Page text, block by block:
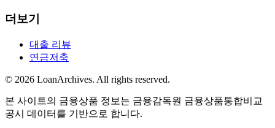
더보기
대출 리뷰
연금저축
© 2026 LoanArchives. All rights reserved.
본 사이트의 금융상품 정보는 금융감독원 금융상품통합비교
공시 데이터를 기반으로 합니다.